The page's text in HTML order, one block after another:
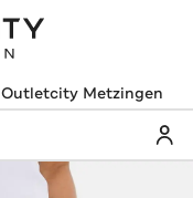
Outletcity Metzingen